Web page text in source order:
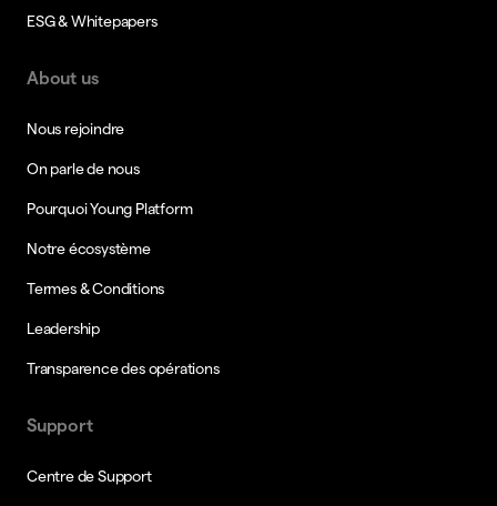
ESG & Whitepapers
About us
Nous rejoindre
On parle de nous
Pourquoi Young Platform
Notre écosystème
Termes & Conditions
Leadership
Transparence des opérations
Support
Centre de Support